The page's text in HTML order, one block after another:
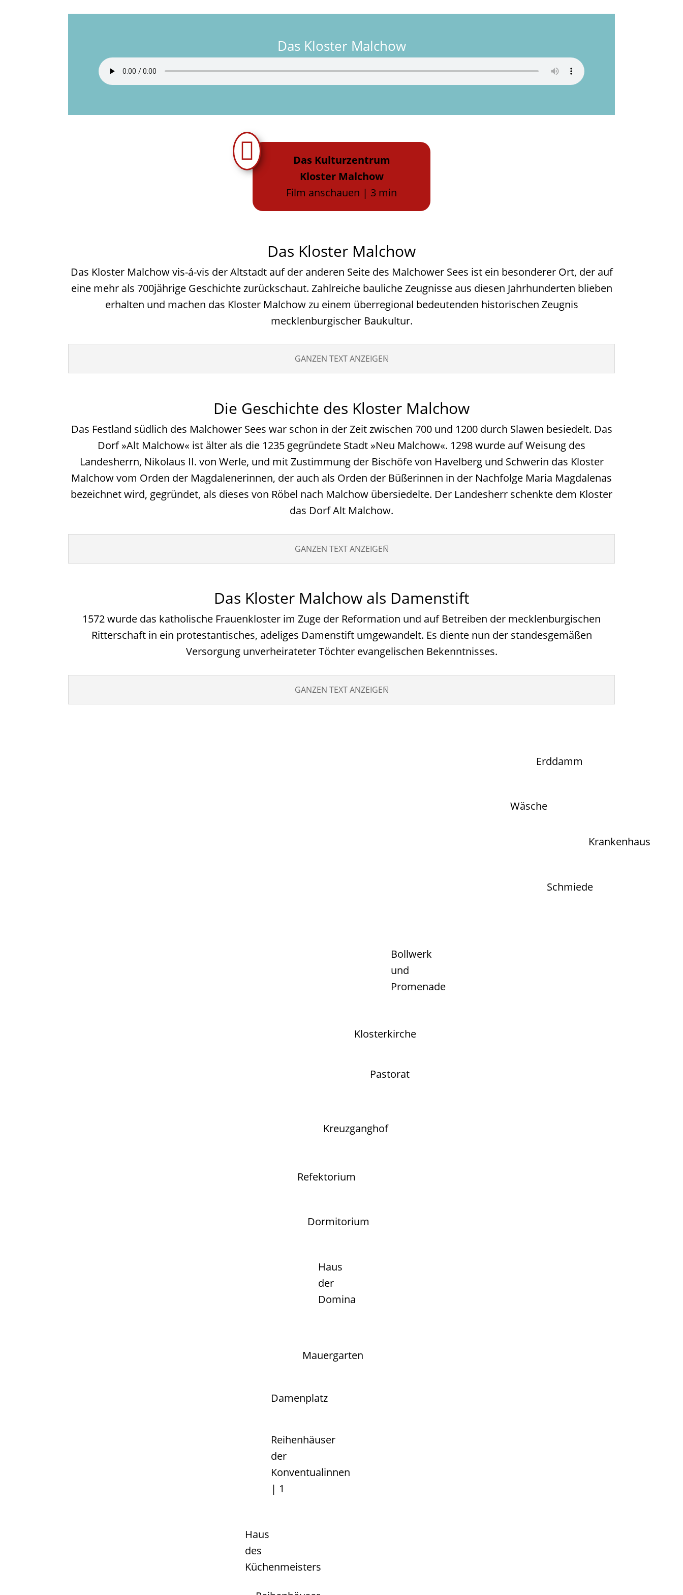
Das Kloster Malchow
Das Kulturzentrum
Kloster Malchow
Film anschauen | 3 min

Das Kloster Malchow
Das Kloster Malchow vis-á-vis der Altstadt auf der anderen Seite des Malchower Sees ist ein besonderer Ort, der auf
eine mehr als 700jährige Geschichte zurückschaut. Zahlreiche bauliche Zeugnisse aus diesen Jahrhunderten blieben
erhalten und machen das Kloster Malchow zu einem überregional bedeutenden historischen Zeugnis
mecklenburgischer Baukultur.
GANZEN TEXT ANZEIGEN
Die Geschichte des Kloster Malchow
Das Festland südlich des Malchower Sees war schon in der Zeit zwischen 700 und 1200 durch Slawen besiedelt. Das
Dorf »Alt Malchow« ist älter als die 1235 gegründete Stadt »Neu Malchow«. 1298 wurde auf Weisung des
Landesherrn, Nikolaus II. von Werle, und mit Zustimmung der Bischöfe von Havelberg und Schwerin das Kloster
Malchow vom Orden der Magdalenerinnen, der auch als Orden der Büßerinnen in der Nachfolge Maria Magdalenas
bezeichnet wird, gegründet, als dieses von Röbel nach Malchow übersiedelte. Der Landesherr schenkte dem Kloster
das Dorf Alt Malchow.
GANZEN TEXT ANZEIGEN
Das Kloster Malchow als Damenstift
1572 wurde das katholische Frauenkloster im Zuge der Reformation und auf Betreiben der mecklenburgischen
Ritterschaft in ein protestantisches, adeliges Damenstift umgewandelt. Es diente nun der standesgemäßen
Versorgung unverheirateter Töchter evangelischen Bekenntnisses.
GANZEN TEXT ANZEIGEN
Erddamm
Wäsche
Krankenhaus
Schmiede
Bollwerk
und
Promenade
Klosterkirche
Pastorat
Kreuzganghof
Refektorium
Dormitorium
Haus
der
Domina
Mauergarten
Damenplatz
Reihenhäuser
der
Konventualinnen
| 1
Haus
des
Küchenmeisters